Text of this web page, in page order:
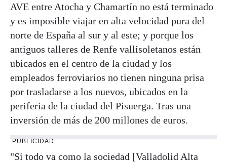
AVE entre Atocha y Chamartín no está terminado
y es imposible viajar en alta velocidad pura del
norte de España al sur y al este; y porque los
antiguos talleres de Renfe vallisoletanos están
ubicados en el centro de la ciudad y los
empleados ferroviarios no tienen ninguna prisa
por trasladarse a los nuevos, ubicados en la
periferia de la ciudad del Pisuerga. Tras una
inversión de más de 200 millones de euros.
PUBLICIDAD
"Si todo va como la sociedad [Valladolid Alta